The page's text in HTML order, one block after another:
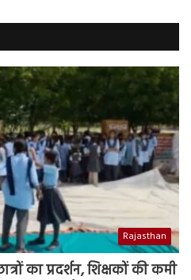
Rajasthan
का प्रदर्शन, शिक्षकों की कमी